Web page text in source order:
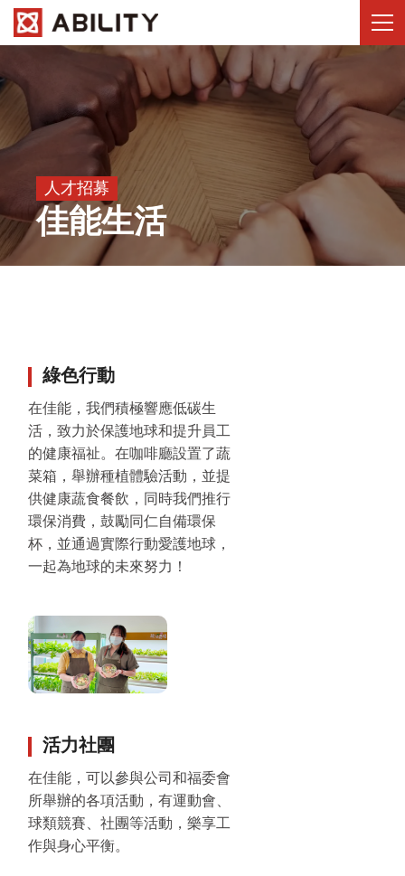
人才招募
佳能生活
綠色行動
在佳能，我們積極響應低碳生
活，致力於保護地球和提升員工
的健康福祉。在咖啡廳設置了蔬
菜箱，舉辦種植體驗活動，並提
供健康蔬食餐飲，同時我們推行
環保消費，鼓勵同仁自備環保
杯，並通過實際行動愛護地球，
一起為地球的未來努力！
活力社團
在佳能，可以參與公司和福委會
所舉辦的各項活動，有運動會、
球類競賽、社團等活動，樂享工
作與身心平衡。